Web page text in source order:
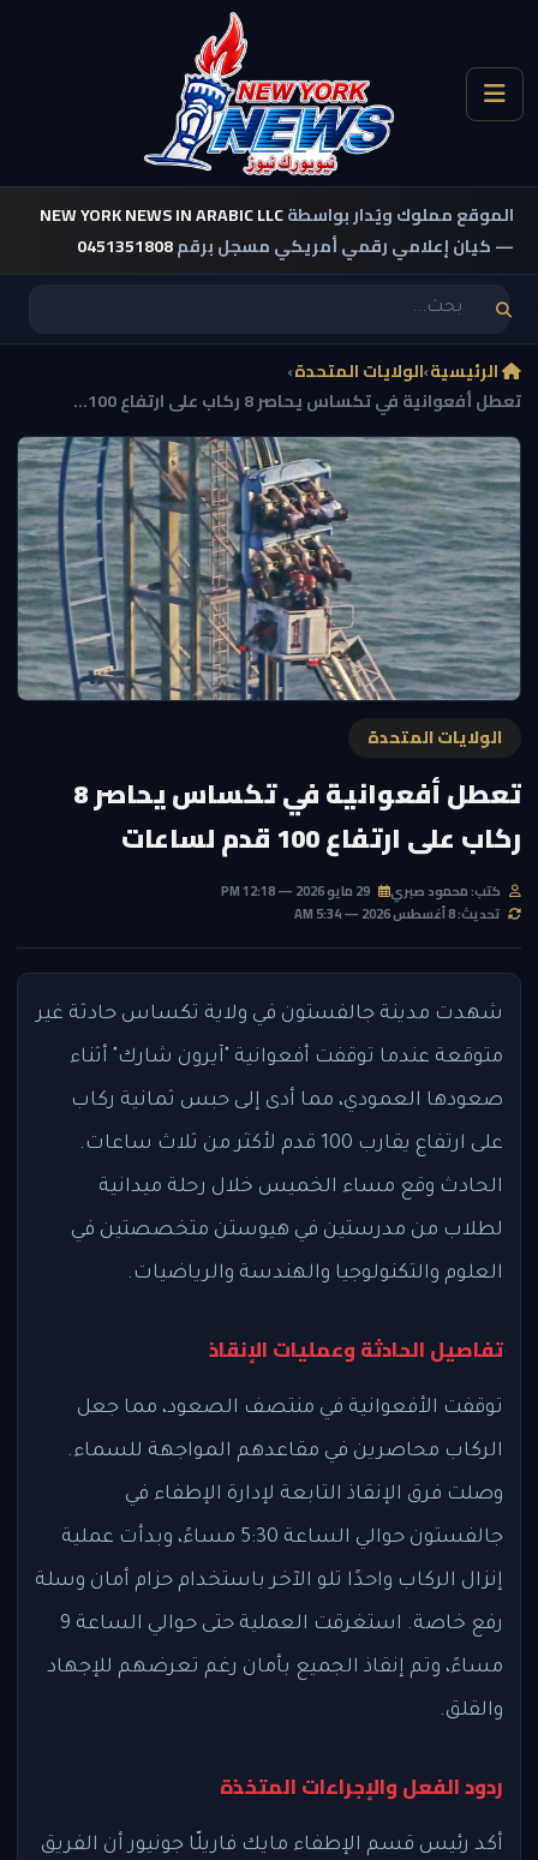
الموقع مملوك ويُدار بواسطةNEW YORK NEWS IN ARABIC LLC
— كيان إعلامي رقمي أمريكي مسجل برقم0451351808
الرئيسية›الولايات المتحدة›
تعطل أفعوانية في تكساس يحاصر 8 ركاب على ارتفاع 100...
الولايات المتحدة
تعطل أفعوانية في تكساس يحاصر 8
ركاب على ارتفاع 100 قدم لساعات
كتب: محمود صبري
تحديث: 8 أغسطس 2026 — 5:34 AM
شهدت مدينة جالفستون في ولاية تكساس حادثة غير
متوقعة عندما توقفت أفعوانية "آيرون شارك" أثناء
صعودها العمودي، مما أدى إلى حبس ثمانية ركاب
على ارتفاع يقارب 100 قدم لأكثر من ثلاث ساعات.
الحادث وقع مساء الخميس خلال رحلة ميدانية
لطلاب من مدرستين في هيوستن متخصصتين في
العلوم والتكنولوجيا والهندسة والرياضيات.
تفاصيل الحادثة وعمليات الإنقاذ
توقفت الأفعوانية في منتصف الصعود، مما جعل
الركاب محاصرين في مقاعدهم المواجهة للسماء.
وصلت فرق الإنقاذ التابعة لإدارة الإطفاء في
جالفستون حوالي الساعة 5:30 مساءً، وبدأت عملية
إنزال الركاب واحدًا تلو الآخر باستخدام حزام أمان وسلة
رفع خاصة. استغرقت العملية حتى حوالي الساعة 9
مساءً، وتم إنقاذ الجميع بأمان رغم تعرضهم للإجهاد
والقلق.
ردود الفعل والإجراءات المتخذة
أكد رئيس قسم الإطفاء مايك فاريلّا جونيور أن الفريق